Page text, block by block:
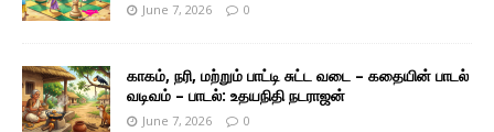
June 7, 2026 0
காகம், நரி, மற்றும் பாட்டி சுட்ட வடை – கதையின் பாடல்
வடிவம் – பாடல்: உதயநிதி நடராஜன்
June 7, 2026 0